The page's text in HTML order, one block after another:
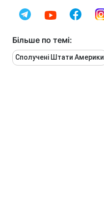
Більше по темі:
Сполучені Штати Америки